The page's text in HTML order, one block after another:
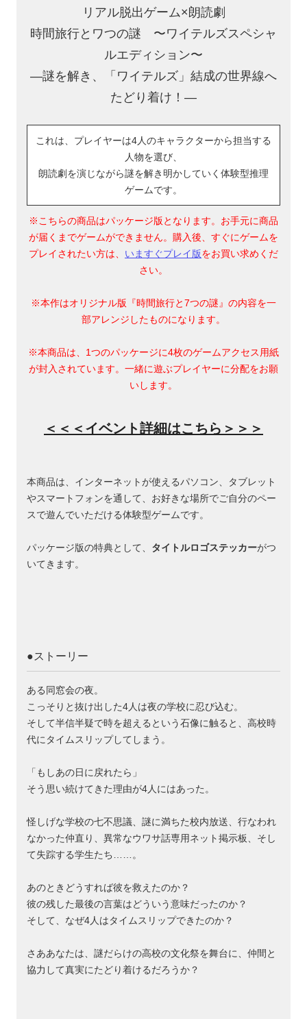
リアル脱出ゲーム×朗読劇
時間旅行とワつの謎 〜ワイテルズスペシャ
ルエディション〜
―謎を解き、「ワイテルズ」結成の世界線へ
たどり着け！―
これは、プレイヤーは4人のキャラクターから担当する
人物を選び、
朗読劇を演じながら謎を解き明かしていく体験型推理
ゲームです。
※こちらの商品はパッケージ版となります。お手元に商品
が届くまでゲームができません。購入後、すぐにゲームを
プレイされたい方は、 いますぐプレイ版をお買い求めくだ
さい。
※本作はオリジナル版『時間旅行と7つの謎』の内容を一
部アレンジしたものになります。
※本商品は、1つのパッケージに4枚のゲームアクセス用紙
が封入されています。一緒に遊ぶプレイヤーに分配をお願
いします。
＜＜＜イベント詳細はこちら＞＞＞
本商品は、インターネットが使えるパソコン、タブレット
やスマートフォンを通して、お好きな場所でご自分のペー
スで遊んでいただける体験型ゲームです。
パッケージ版の特典として、 タイトルロゴステッカーがつ
いてきます。
●ストーリー
ある同窓会の夜。
こっそりと抜け出した4人は夜の学校に忍び込む。
そして半信半疑で時を超えるという石像に触ると、高校時
代にタイムスリップしてしまう。
「もしあの日に戻れたら」
そう思い続けてきた理由が4人にはあった。
怪しげな学校の七不思議、謎に満ちた校内放送、行なわれ
なかった仲直り、異常なウワサ話専用ネット掲示板、そし
て失踪する学生たち……。
あのときどうすれば彼を救えたのか？
彼の残した最後の言葉はどういう意味だったのか？
そして、なぜ4人はタイムスリップできたのか？
さああなたは、謎だらけの高校の文化祭を舞台に、仲間と
協力して真実にたどり着けるだろうか？